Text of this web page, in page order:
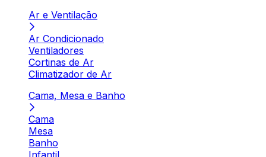
Ar e Ventilação
Ar Condicionado
Ventiladores
Cortinas de Ar
Climatizador de Ar
Cama, Mesa e Banho
Cama
Mesa
Banho
Infantil